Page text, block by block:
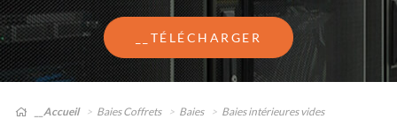
__TÉLÉCHARGER
__Accueil Baies Coffrets Baies Baies intérieures vides